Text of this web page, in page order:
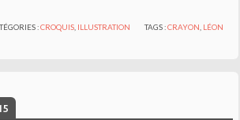
:CROQUIS, ILLUSTRATION TAGS :CRAYON, LÉON